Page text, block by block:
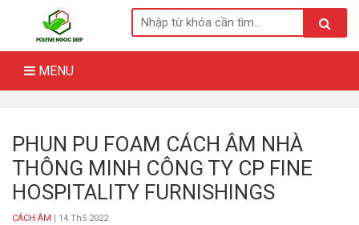
content
MENU
PHUN PU FOAM CÁCH ÂM NHÀ
THÔNG MINH CÔNG TY CP FINE
HOSPITALITY FURNISHINGS
CÁCH ÂM | 14 Th5 2022